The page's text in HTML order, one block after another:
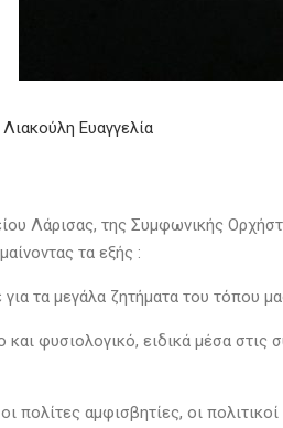
Λιακούλη Ευαγγελία
Λάρισας, της Συμφωνικής
τα εξής :
για τα μεγάλα ζητήματα του τόπου
και φυσιολογικό, ειδικά μέσα
πολίτες αμφισβητίες, οι